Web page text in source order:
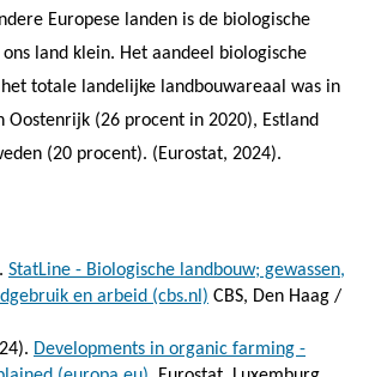
Europese landen is de biologische
land klein. Het aandeel biologische
totale landelijke landbouwareaal was in
(26 procent in 2020), Estland
(20 procent). (Eurostat, 2024).
StatLine - Biologische landbouw; gewassen,
en arbeid (cbs.nl) CBS, Den Haag /
Developments in organic farming -